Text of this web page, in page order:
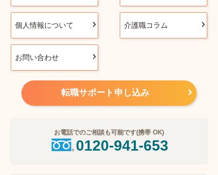
個人情報について 介護職コラム
お問い合わせ
転職サポート申し込み
お電話でのご相談も可能です(携帯 OK)
0120-941-653